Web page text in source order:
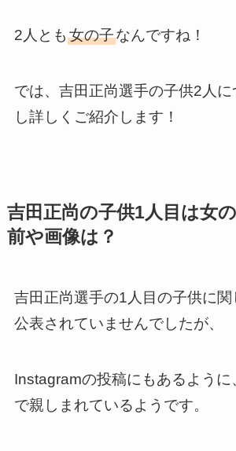
2人とも 女の子なんですね！
では、吉田正尚選手の子供2人
し詳しくご紹介します！
吉田正尚の子供1人目は女
前や画像は？
吉田正尚選手の1人目の子供に
公表されていませんでしたが、
Instagramの投稿にもあるよう
で親しまれているようです。